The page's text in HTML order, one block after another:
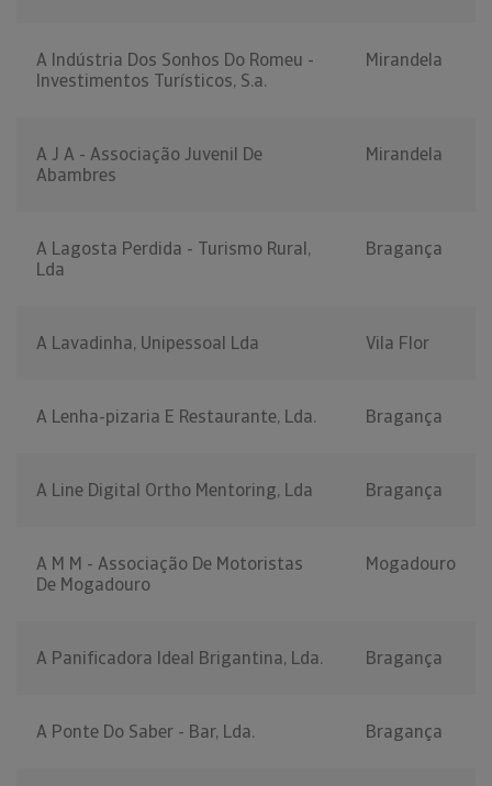
A Indústria Dos Sonhos Do Romeu -
Investimentos Turísticos, S.a.
Mirandela
A J A - Associação Juvenil De
Abambres
Mirandela
A Lagosta Perdida - Turismo Rural,
Lda
Bragança
A Lavadinha, Unipessoal Lda Vila Flor
A Lenha-pizaria E Restaurante, Lda. Bragança
A Line Digital Ortho Mentoring, Lda Bragança
A M M - Associação De Motoristas
De Mogadouro
Mogadouro
A Panificadora Ideal Brigantina, Lda. Bragança
A Ponte Do Saber - Bar, Lda. Bragança